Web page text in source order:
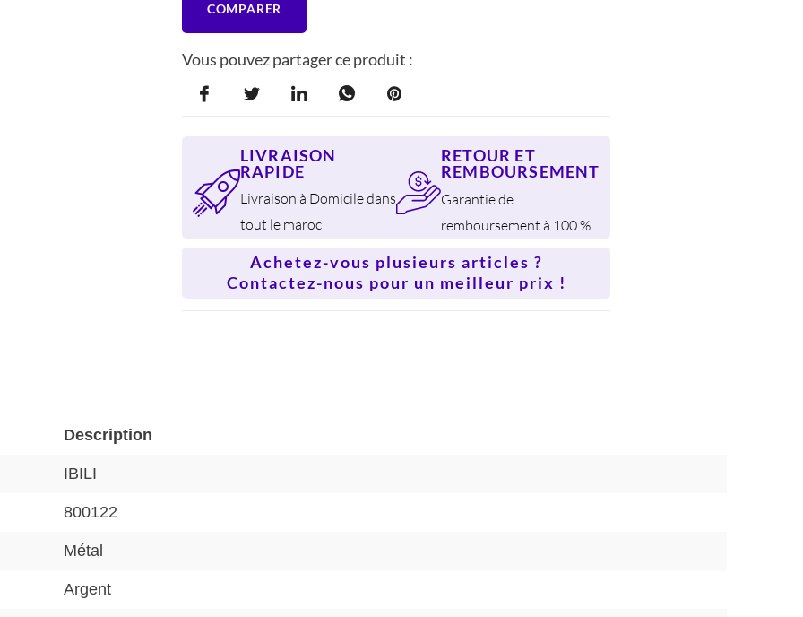
Litres
Polycarbonate
Argent
21,99
5,99
COMPARER
Vous pouvez partager ce produit :
LIVRAISON
RAPIDE
Livraison à Domicile dans
tout le maroc
RETOUR ET
REMBOURSEMENT
Garantie de
remboursement à 100 %
Achetez-vous plusieurs articles ?
Contactez-nous pour un meilleur prix !
Description
IBILI
800122
Métal
Argent